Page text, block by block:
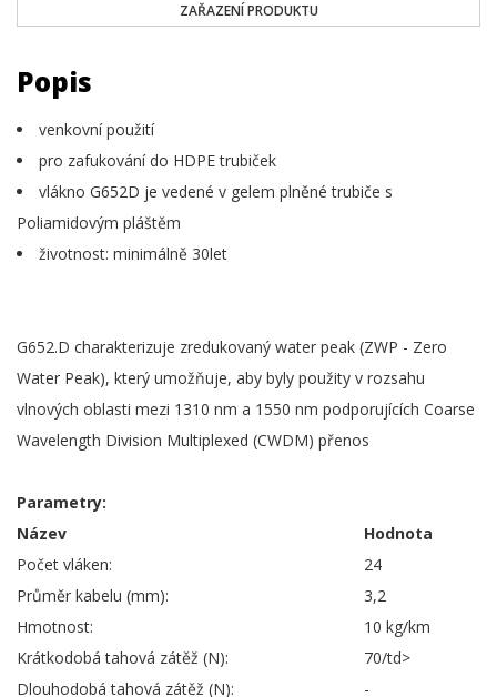
ZAŘAZENÍ PRODUKTU
Popis
venkovní použití
pro zafukování do HDPE trubiček
vlákno G652D je vedené v gelem plněné trubiče s
Poliamidovým pláštěm
životnost: minimálně 30let
G652.D charakterizuje zredukovaný water peak (ZWP - Zero
Water Peak), který umožňuje, aby byly použity v rozsahu
vlnových oblasti mezi 1310 nm a 1550 nm podporujících Coarse
Wavelength Division Multiplexed (CWDM) přenos
Parametry:
Název
Hodnota
Počet vláken:
24
Průměr kabelu (mm):
3,2
Hmotnost:
10 kg/km
Krátkodobá tahová zátěž (N):
70/td>
Dlouhodobá tahová zátěž (N):
-